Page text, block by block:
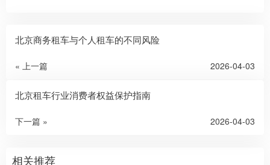
北京商务租车与个人租车的不同风险
« 上一篇 2026-04-03
北京租车行业消费者权益保护指南
下一篇 » 2026-04-03
相关推荐